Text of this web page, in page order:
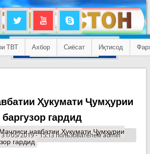
ТВТ Ахбор Сиёсат Иқтисод
Ҳукумати Ҷумҳурии
гардид
31/05/2019 - 15:13 пользователемadmin
навбатии Ҳукумати Ҷумҳурии
гардид